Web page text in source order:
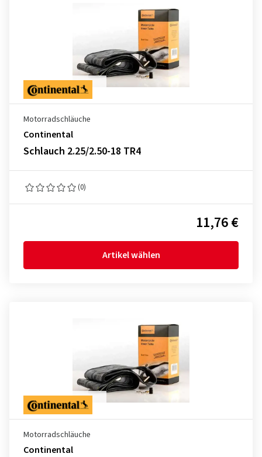
Motorradschläuche
Continental
Schlauch 2.25/2.50-18 TR4
(0)
11,76 €
Artikel wählen
Motorradschläuche
Continental